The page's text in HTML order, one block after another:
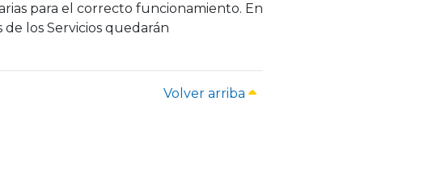
para el correcto funcionamiento. En
los Servicios quedarán
Volver arriba